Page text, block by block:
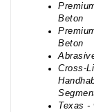
Beton
Beton
Cross-
Texas -